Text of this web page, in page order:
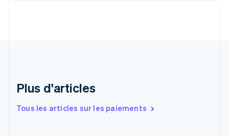
Plus d'articles
Tous les articles sur les paiements
English
Espagne